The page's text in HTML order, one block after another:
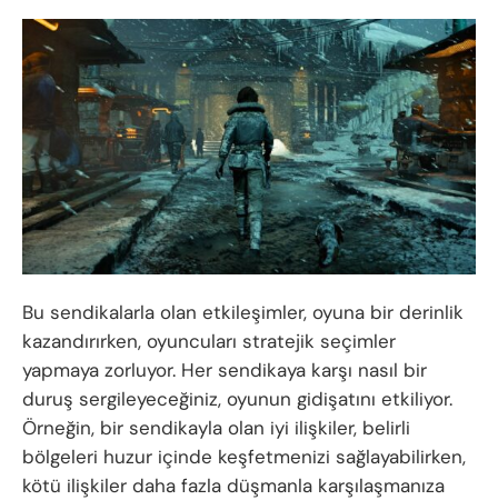
Bu sendikalarla olan etkileşimler, oyuna bir derinlik
kazandırırken, oyuncuları stratejik seçimler
yapmaya zorluyor. Her sendikaya karşı nasıl bir
duruş sergileyeceğiniz, oyunun gidişatını etkiliyor.
Örneğin, bir sendikayla olan iyi ilişkiler, belirli
bölgeleri huzur içinde keşfetmenizi sağlayabilirken,
kötü ilişkiler daha fazla düşmanla karşılaşmanıza